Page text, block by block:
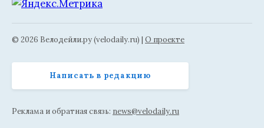
© 2026 Велодейли.ру (velodaily.ru) | О проекте
Написать в редакцию
Реклама и обратная связь: news@velodaily.ru